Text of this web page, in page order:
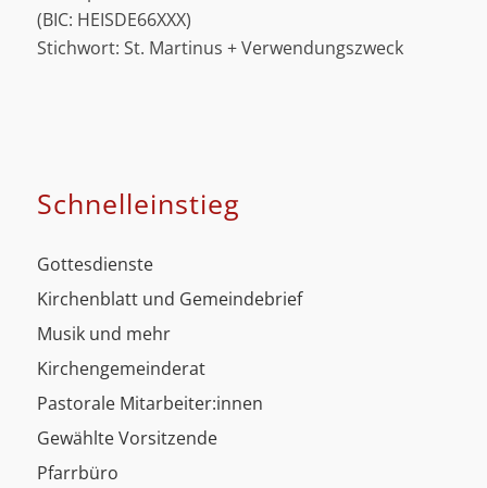
(BIC: HEISDE66XXX)
Stichwort: St. Martinus + Verwendungszweck
Schnell­einstieg
Gottesdienste
Kirchenblatt und Gemeindebrief
Musik und mehr
Kirchengemeinderat
Pastorale Mitarbeiter:innen
Gewählte Vorsitzende
Pfarrbüro